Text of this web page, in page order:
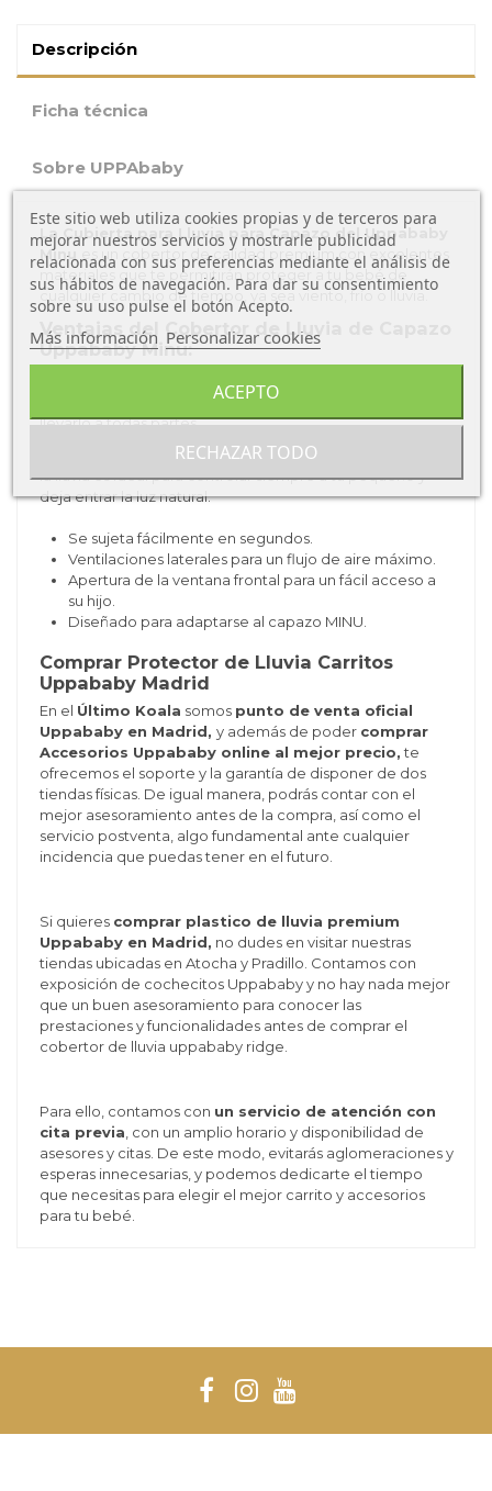
Descripción
Ficha técnica
Sobre UPPAbaby
La Cubierta para Lluvia para Capazo del Uppababy
Minu
es un cobertor de calidad premium con excelentes
materiales que te permitirán proteger a tu bebé de
cualquier cambio de tiempo, ya sea viento, frío o lluvia.
Ventajas del Cobertor de Lluvia de Capazo
Uppababy Minu:
instalar y tiene un tamaño práctico, por lo que podrás
llevarlo a todas partes.
Además, la superficie transparente de este plástico para
la lluvia es ideal para controlar siempre a tu pequeño y
deja entrar la luz natural.
Se sujeta fácilmente en segundos.
Ventilaciones laterales para un flujo de aire máximo.
Apertura de la ventana frontal para un fácil acceso a
su hijo.
Diseñado para adaptarse al capazo MINU.
Comprar Protector de Lluvia Carritos
Uppababy Madrid
En el Último Koala somos punto de venta oficial
Uppababy en Madrid, y además de poder comprar
Accesorios Uppababy online al mejor precio,te
ofrecemos el soporte y la garantía de disponer de dos
tiendas físicas. De igual manera, podrás contar con el
mejor asesoramiento antes de la compra, así como el
servicio postventa, algo fundamental ante cualquier
incidencia que puedas tener en el futuro.
Si quieres comprar plastico de lluvia premium
Uppababy en Madrid, no dudes en visitar nuestras
tiendas ubicadas en Atocha y Pradillo. Contamos con
exposición de cochecitos Uppababy y no hay nada mejor
que un buen asesoramiento para conocer las
prestaciones y funcionalidades antes de comprar el
cobertor de lluvia uppababy ridge.
Para ello, contamos con un servicio de atención con
cita previa , con un amplio horario y disponibilidad de
asesores y citas. De este modo, evitarás aglomeraciones y
esperas innecesarias, y podemos dedicarte el tiempo
que necesitas para elegir el mejor carrito y accesorios
para tu bebé.
Este sitio web utiliza cookies propias y de terceros para
mejorar nuestros servicios y mostrarle publicidad
relacionada con sus preferencias mediante el análisis de
sus hábitos de navegación. Para dar su consentimiento
sobre su uso pulse el botón Acepto.
Más información Personalizar cookies
RECHAZAR TODO
ACEPTO